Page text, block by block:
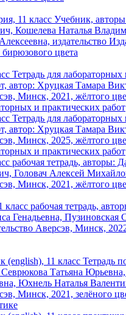
и практических работ
и практических работ